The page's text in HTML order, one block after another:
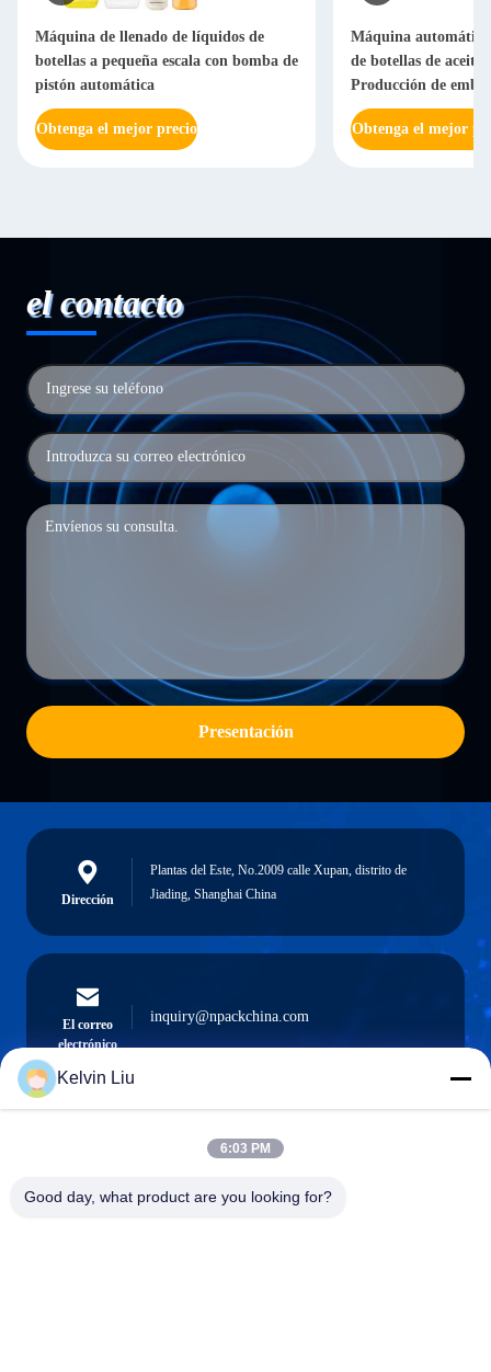
Máquina de llenado de líquidos de
botellas a pequeña escala con bomba de
pistón automática
Obtenga el mejor precio
Máquina
de botellas de aceite
Producción de
cabello con sistema
Obtenga el mejor
el contacto
Presentación
Dirección
Plantas del Este, No.2009 calle Xupan, distrito de
Jiading, Shanghai China
El correo
electrónico
inquiry@npackchina.com
0086-21-66035560
Kelvin Liu
6:03 PM
Good day, what product are you looking for?